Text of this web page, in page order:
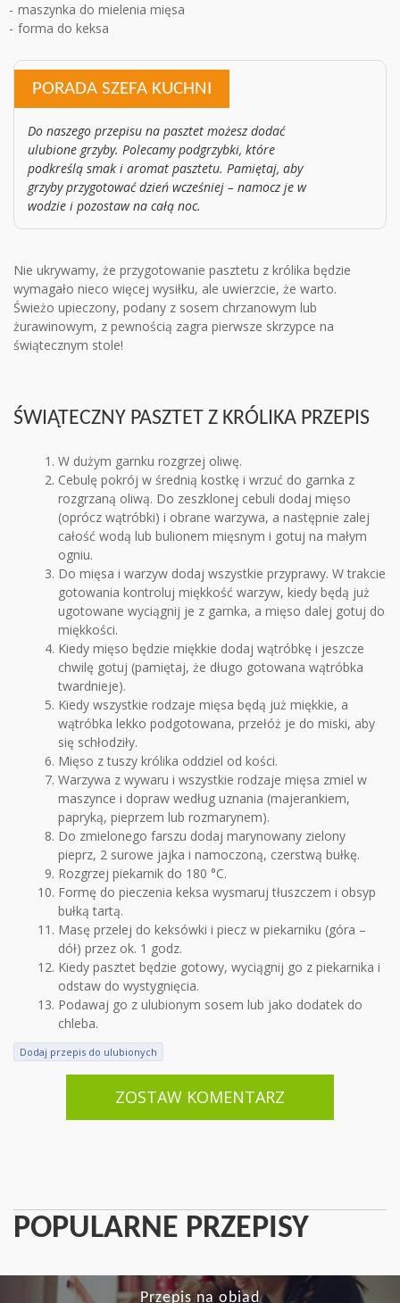
maszynka do mielenia mięsa
forma do keksa
PORADA SZEFA KUCHNI
Do naszego przepisu na pasztet możesz dodać
ulubione grzyby. Polecamy podgrzybki, które
podkreślą smak i aromat pasztetu. Pamiętaj, aby
grzyby przygotować dzień wcześniej – namocz je w
wodzie i pozostaw na całą noc.
Nie ukrywamy, że przygotowanie pasztetu z królika będzie
wymagało nieco więcej wysiłku, ale uwierzcie, że warto.
Świeżo upieczony, podany z sosem chrzanowym lub
żurawinowym, z pewnością zagra pierwsze skrzypce na
świątecznym stole!
ŚWIĄTECZNY PASZTET Z KRÓLIKA PRZEPIS
W dużym garnku rozgrzej oliwę.
Cebulę pokrój w średnią kostkę i wrzuć do garnka z
rozgrzaną oliwą. Do zeszklonej cebuli dodaj mięso
(oprócz wątróbki) i obrane warzywa, a następnie zalej
całość wodą lub bulionem mięsnym i gotuj na małym
ogniu.
Do mięsa i warzyw dodaj wszystkie przyprawy. W trakcie
gotowania kontroluj miękkość warzyw, kiedy będą już
ugotowane wyciągnij je z garnka, a mięso dalej gotuj do
miękkości.
Kiedy mięso będzie miękkie dodaj wątróbkę i jeszcze
chwilę gotuj (pamiętaj, że długo gotowana wątróbka
twardnieje).
Kiedy wszystkie rodzaje mięsa będą już miękkie, a
wątróbka lekko podgotowana, przełóż je do miski, aby
się schłodziły.
Mięso z tuszy królika oddziel od kości.
Warzywa z wywaru i wszystkie rodzaje mięsa zmiel w
maszynce i dopraw według uznania (majerankiem,
papryką, pieprzem lub rozmarynem).
Do zmielonego farszu dodaj marynowany zielony
pieprz, 2 surowe jajka i namoczoną, czerstwą bułkę.
Rozgrzej piekarnik do 180 °C.
Formę do pieczenia keksa wysmaruj tłuszczem i obsyp
bułką tartą.
Masę przelej do keksówki i piecz w piekarniku (góra –
dół) przez ok. 1 godz.
Kiedy pasztet będzie gotowy, wyciągnij go z piekarnika i
odstaw do wystygnięcia.
Podawaj go z ulubionym sosem lub jako dodatek do
chleba.
Dodaj przepis do ulubionych
ZOSTAW KOMENTARZ
POPULARNE PRZEPISY
Przepis na obiad